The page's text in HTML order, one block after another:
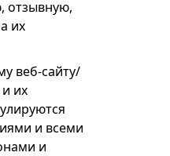
отзывную,
их
веб-сайту/
их
и всеми
и